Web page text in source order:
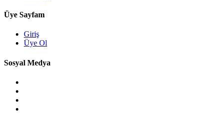
Üye Sayfam
Giriş
Üye Ol
Sosyal Medya